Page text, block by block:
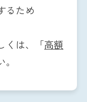
るため
くは、「高額